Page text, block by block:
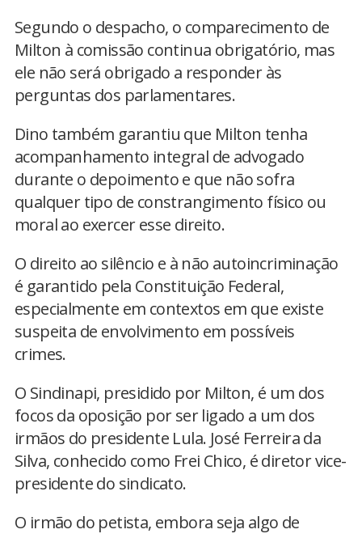
Segundo o despacho, o comparecimento de
Milton à comissão continua obrigatório, mas
ele não será obrigado a responder às
perguntas dos parlamentares.
Dino também garantiu que Milton tenha
acompanhamento integral de advogado
durante o depoimento e que não sofra
qualquer tipo de constrangimento físico ou
moral ao exercer esse direito.
O direito ao silêncio e à não autoincriminação
é garantido pela Constituição Federal,
especialmente em contextos em que existe
suspeita de envolvimento em possíveis
crimes.
O Sindinapi, presidido por Milton, é um dos
focos da oposição por ser ligado a um dos
irmãos do presidente Lula. José Ferreira da
Silva, conhecido como Frei Chico, é diretor vice-
presidente do sindicato.
O irmão do petista, embora seja algo de